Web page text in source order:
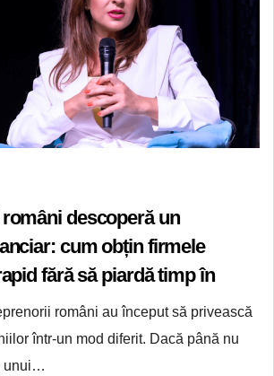
descoperă un
cum obțin firmele
fără să piardă timp în
români au început să privească
într-un mod diferit. Dacă până nu
unui…